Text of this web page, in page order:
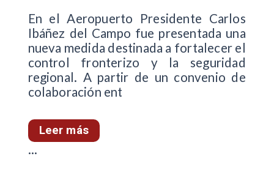
En el Aeropuerto Presidente Carlos
Ibáñez del Campo fue presentada una
nueva medida destinada a fortalecer el
control fronterizo y la seguridad
regional. A partir de un convenio de
colaboración ent
Leer más
...